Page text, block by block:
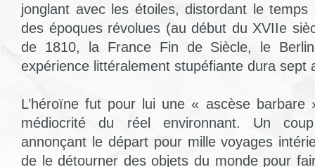
jonglant avec les étoiles, distordant le
des époques révolues (au début du XVIIe
de 1810, la France Fin de Siècle, le
expérience littéralement stupéfiante dura sept
L’héroïne fut pour lui une « ascèse barbare
médiocrité du réel environnant. Un
annonçant le départ pour mille voyages
de le détourner des objets du monde pour